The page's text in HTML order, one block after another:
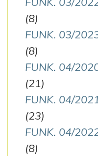
(8)
FUNK. 03/
(8)
FUNK. 04/
(21)
FUNK. 04/
(23)
FUNK. 04/
(8)